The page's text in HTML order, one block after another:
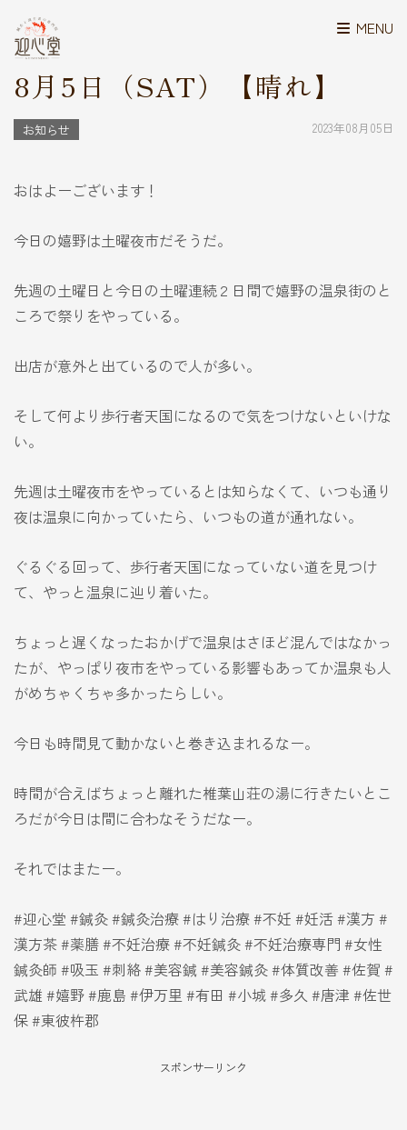
MENU
鍼灸と漢方の迎心堂 8月5日（SAT）【晴れ】
8月5日（SAT）【晴れ】
お知らせ 2023年08月05日
おはよーございます！
今日の嬉野は土曜夜市だそうだ。
先週の土曜日と今日の土曜連続２日間で嬉野の温泉街のと
ころで祭りをやっている。
出店が意外と出ているので人が多い。
そして何より歩行者天国になるので気をつけないといけな
い。
先週は土曜夜市をやっているとは知らなくて、いつも通り
夜は温泉に向かっていたら、いつもの道が通れない。
ぐるぐる回って、歩行者天国になっていない道を見つけ
て、やっと温泉に辿り着いた。
ちょっと遅くなったおかげで温泉はさほど混んではなかっ
たが、やっぱり夜市をやっている影響もあってか温泉も人
がめちゃくちゃ多かったらしい。
今日も時間見て動かないと巻き込まれるなー。
時間が合えばちょっと離れた椎葉山荘の湯に行きたいとこ
ろだが今日は間に合わなそうだなー。
それではまたー。
#迎心堂 #鍼灸 #鍼灸治療 #はり治療 #不妊 #妊活 #漢方 #
漢方茶 #薬膳 #不妊治療 #不妊鍼灸 #不妊治療専門 #女性
鍼灸師 #吸玉 #刺絡 #美容鍼 #美容鍼灸 #体質改善 #佐賀 #
武雄 #嬉野 #鹿島 #伊万里 #有田 #小城 #多久 #唐津 #佐世
保 #東彼杵郡
スポンサーリンク